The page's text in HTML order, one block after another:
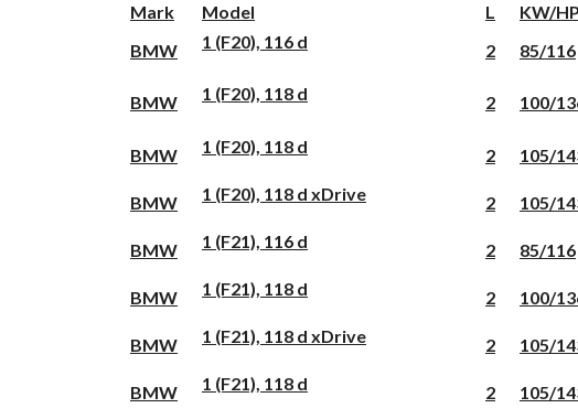
Mark Model L KW/HP
BMW
1 (F20), 116 d 2 85/116
BMW 1 (F20), 118 d 2 100/
BMW
1 (F20), 118 d 2 105/
BMW 1 (F20), 118 d xDrive 2 105/
BMW 1 (F21), 116 d 2 85/116
BMW 1 (F21), 118 d 2 100/
BMW 1 (F21), 118 d xDrive 2 105/
BMW 1 (F21), 118 d 2 105/